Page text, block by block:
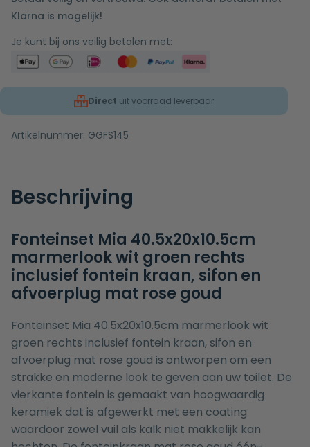
Klarna is mogelijk!
Je kunt bij ons veilig betalen met:
Direct uit voorraad leverbaar
Artikelnummer: GGFS145
Beschrijving
Fonteinset Mia 40.5x20x10.5cm
marmerlook wit groen rechts
inclusief fontein kraan, sifon en
afvoerplug mat rose goud
Fonteinset Mia 40.5x20x10.5cm marmerlook wit
groen rechts inclusief fontein kraan, sifon en
afvoerplug mat rose goud is ontworpen om een
strakke en moderne look te geven aan uw toilet. De
vierkante fontein is gemaakt van hoogwaardig
keramiek dat is afgewerkt met een coating
waardoor zowel vuil als kalk niet makkelijk kan